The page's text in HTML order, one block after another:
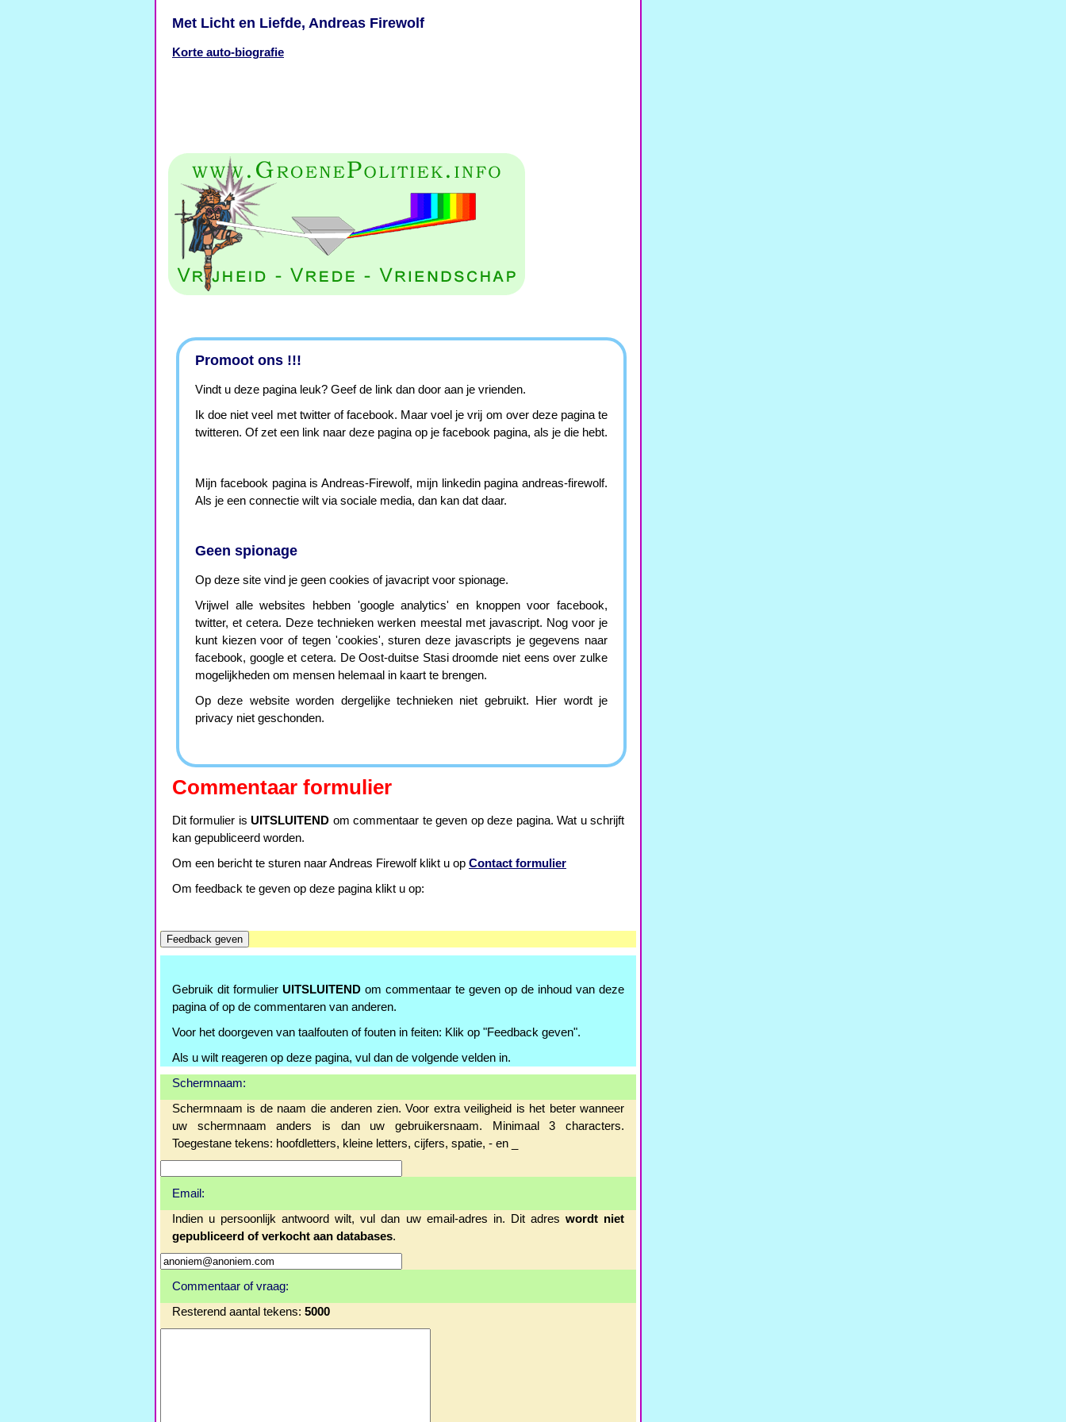
Met Licht en Liefde, Andreas Firewolf
Korte auto-biografie
Promoot ons !!!
Vindt u deze pagina leuk? Geef de link dan door aan je vrienden.
Ik doe niet veel met twitter of facebook. Maar voel je vrij om over deze pagina te
twitteren. Of zet een link naar deze pagina op je facebook pagina, als je die hebt.
Mijn facebook pagina is Andreas-Firewolf, mijn linkedin pagina andreas-firewolf.
Als je een connectie wilt via sociale media, dan kan dat daar.
Geen spionage
Op deze site vind je geen cookies of javacript voor spionage.
Vrijwel alle websites hebben 'google analytics' en knoppen voor facebook,
twitter, et cetera. Deze technieken werken meestal met javascript. Nog voor je
kunt kiezen voor of tegen 'cookies', sturen deze javascripts je gegevens naar
facebook, google et cetera. De Oost-duitse Stasi droomde niet eens over zulke
mogelijkheden om mensen helemaal in kaart te brengen.
Op deze website worden dergelijke technieken niet gebruikt. Hier wordt je
privacy niet geschonden.
Commentaar formulier
Dit formulier isUITSLUITEND om commentaar te geven op deze pagina. Wat u schrijft
kan gepubliceerd worden.
Om een bericht te sturen naar Andreas Firewolf klikt u op Contact formulier
Om feedback te geven op deze pagina klikt u op:
Gebruik dit formulier UITSLUITEND om commentaar te geven op de inhoud van deze
pagina of op de commentaren van anderen.
Voor het doorgeven van taalfouten of fouten in feiten: Klik op "Feedback geven".
Als u wilt reageren op deze pagina, vul dan de volgende velden in.
Schermnaam:
Schermnaam is de naam die anderen zien. Voor extra veiligheid is het beter wanneer
uw schermnaam anders is dan uw gebruikersnaam. Minimaal 3 characters.
Toegestane tekens: hoofdletters, kleine letters, cijfers, spatie, - en _
Email:
Indien u persoonlijk antwoord wilt, vul dan uw email-adres in. Dit adres wordt niet
gepubliceerd of verkocht aan databases.
Commentaar of vraag:
Resterend aantal tekens: 5000